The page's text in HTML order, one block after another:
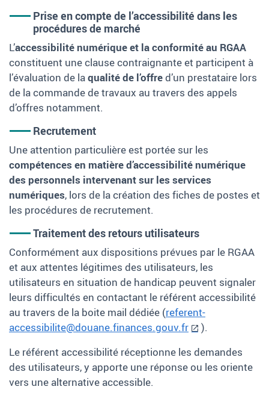
Prise en compte de l’accessibilité dans les
procédures de marché
L’accessibilité numérique et la conformité au RGAA
constituent une clause contraignante et participent à
l’évaluation de laqualité de l’offred’un prestataire lors
de la commande de travaux au travers des appels
d’offres notamment.
Recrutement
Une attention particulière est portée sur les
compétences en matière d’accessibilité numérique
des personnels intervenant sur les services
numériques, lors de la création des fiches de postes et
les procédures de recrutement.
Traitement des retours utilisateurs
Conformément aux dispositions prévues par le RGAA
et aux attentes légitimes des utilisateurs, les
utilisateurs en situation de handicap peuvent signaler
leurs difficultés en contactant le référent accessibilité
au travers de la boite mail dédiée (referent-
accessibilite@douane.finances.gouv.fr
).
Le référent accessibilité réceptionne les demandes
des utilisateurs, y apporte une réponse ou les oriente
vers une alternative accessible.